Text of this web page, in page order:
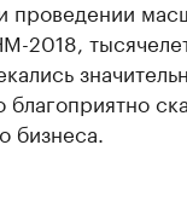
проведении
2018,
благоприятно
бизнеса.